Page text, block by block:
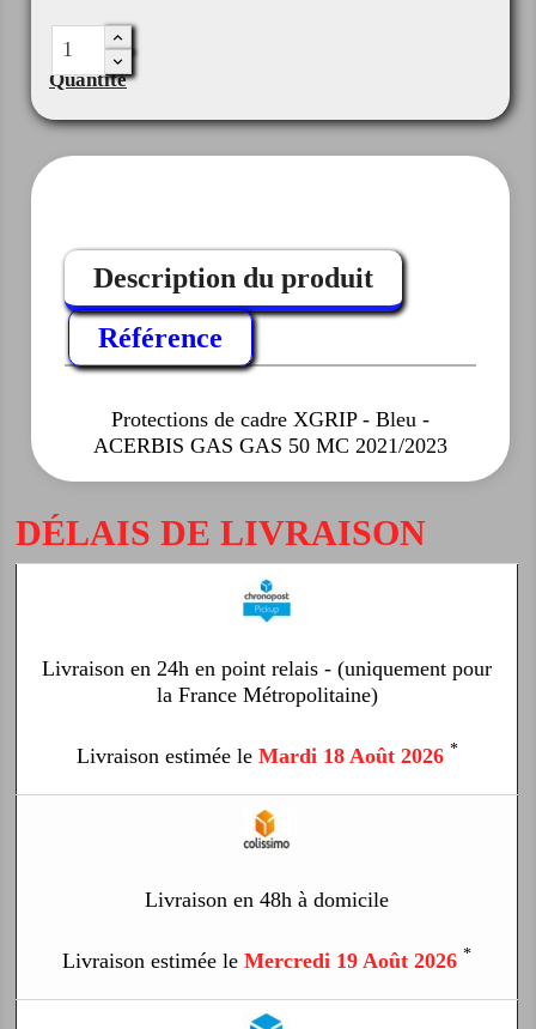
Quantité
Description du produit
Référence
Protections de cadre XGRIP - Bleu -
ACERBIS GAS GAS 50 MC 2021/2023
DÉLAIS DE LIVRAISON
Livraison en 24h en point relais - (uniquement pour
la France Métropolitaine)
Livraison estimée le Mardi 18 Août 2026 *
Livraison en 48h à domicile
Livraison estimée le Mercredi 19 Août 2026 *